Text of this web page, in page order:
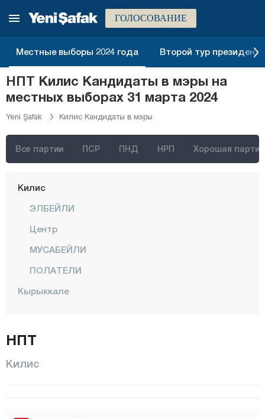
ГОЛОСОВАНИЕ
Местные выборы 2024 года Второй тур
НПТ Килис Кандидаты в мэры на
местных выборах 31 марта 2024
Yeni Şafak Килис Кандидаты в мэры
Все партии ПСР ПНД НРП Хорошая партия
Ыгдыр
Ыспарта
Кахраманмараш
Карабюк
Караман
Карс
Кайсери
Килис
ЭЛБЕЙЛИ
Центр
МУСАБЕЙЛИ
ПОЛАТЕЛИ
Кырыккале
НПТ
Килис